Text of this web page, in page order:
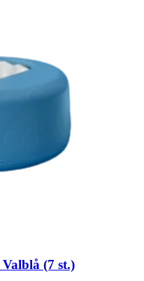
(7 st.)